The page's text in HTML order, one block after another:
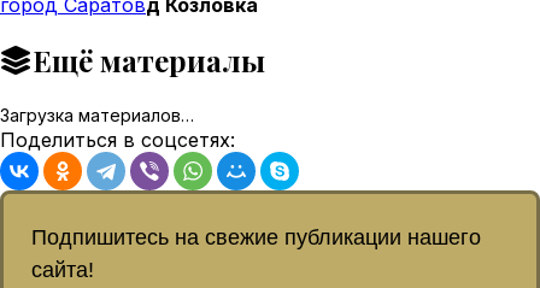
Ещё материалы
Загрузка материалов…
Поделиться в соцсетях:
Подпишитесь на свежие публикации нашего
сайта!